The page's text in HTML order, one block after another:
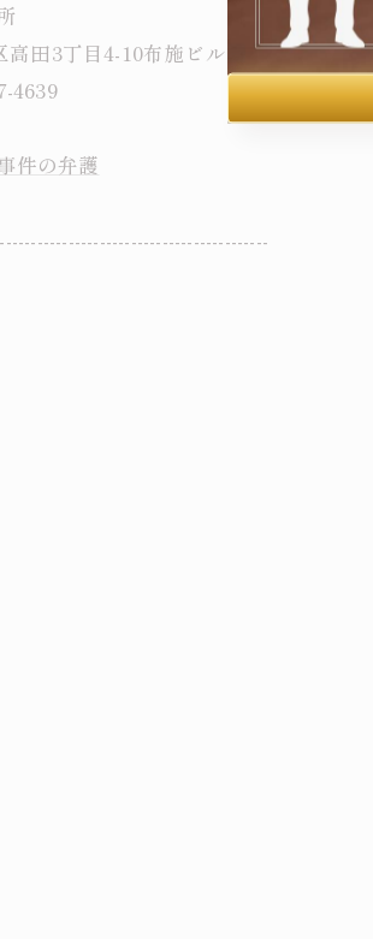
高田3丁目4-10布施ビル本館3階
4639
件の弁護